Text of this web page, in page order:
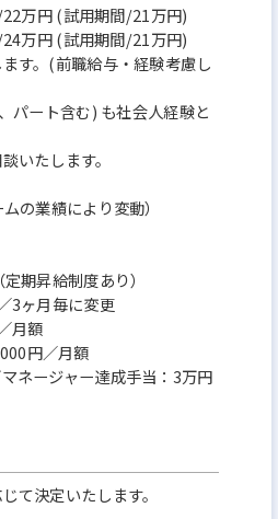
万円 (試用期間/21万円)
万円 (試用期間/21万円)
す。(前職給与・経験考慮し
パート含む) も社会人経験と
いたします。
の業績により変動）
期昇給制度あり）
3ヶ月毎に変更
月額
円／月額
ネージャー達成手当：3万円
て決定いたします。